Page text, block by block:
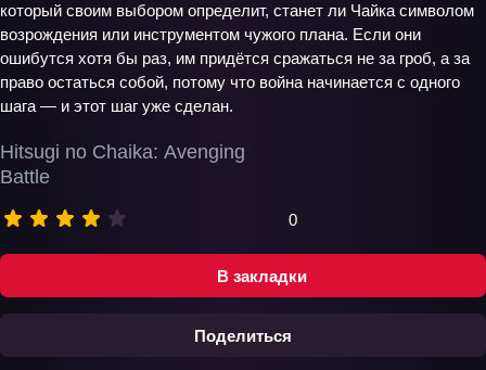
В закладки
Поделиться
Hitsugi no Chaika: Avenging
Battle
0
который своим выбором определит, станет ли Чайка символом
возрождения или инструментом чужого плана. Если они
ошибутся хотя бы раз, им придётся сражаться не за гроб, а за
право остаться собой, потому что война начинается с одного
шага — и этот шаг уже сделан.